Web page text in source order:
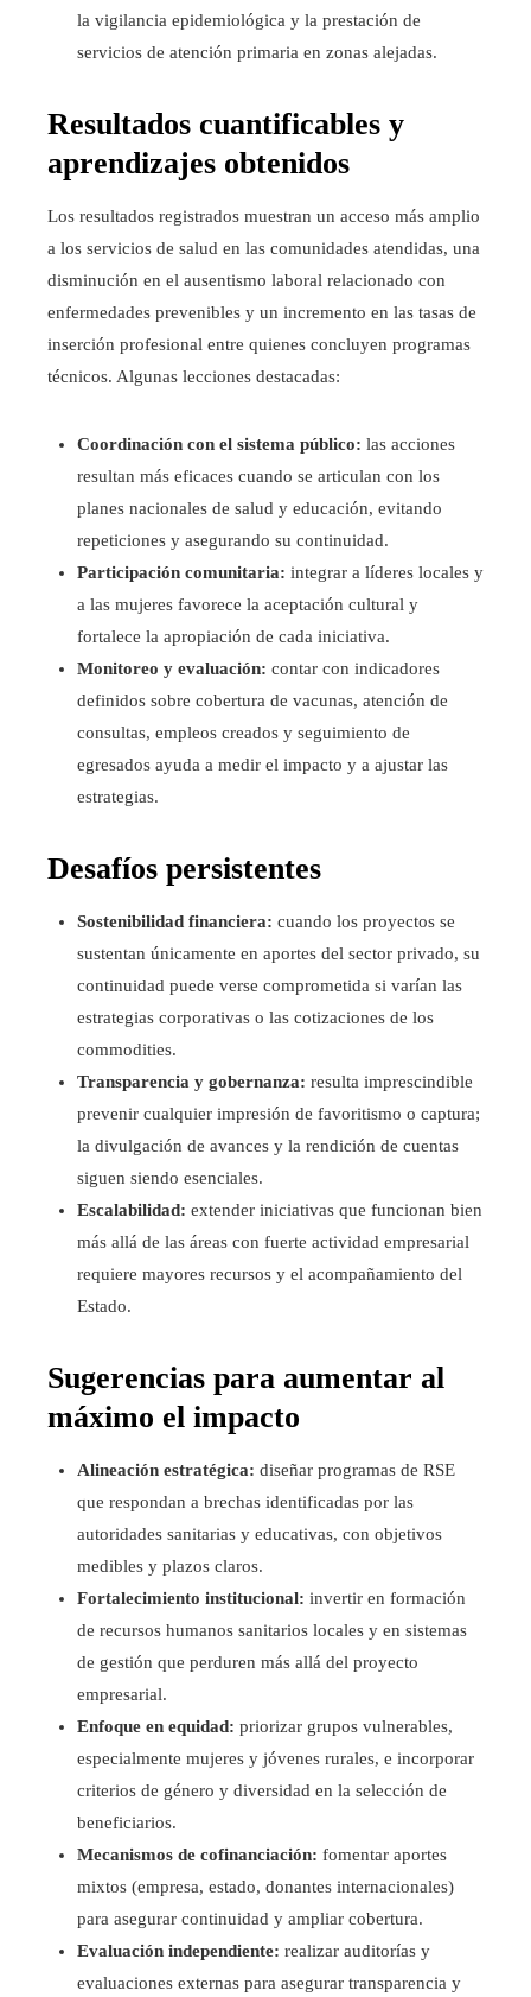
la vigilancia epidemiológica y la prestación de
servicios de atención primaria en zonas alejadas.
Resultados cuantificables y
aprendizajes obtenidos
Los resultados registrados muestran un acceso más amplio
a los servicios de salud en las comunidades atendidas, una
disminución en el ausentismo laboral relacionado con
enfermedades prevenibles y un incremento en las tasas de
inserción profesional entre quienes concluyen programas
técnicos. Algunas lecciones destacadas:
Coordinación con el sistema público: las acciones
resultan más eficaces cuando se articulan con los
planes nacionales de salud y educación, evitando
repeticiones y asegurando su continuidad.
Participación comunitaria: integrar a líderes locales y
a las mujeres favorece la aceptación cultural y
fortalece la apropiación de cada iniciativa.
Monitoreo y evaluación: contar con indicadores
definidos sobre cobertura de vacunas, atención de
consultas, empleos creados y seguimiento de
egresados ayuda a medir el impacto y a ajustar las
estrategias.
Desafíos persistentes
Sostenibilidad financiera: cuando los proyectos se
sustentan únicamente en aportes del sector privado, su
continuidad puede verse comprometida si varían las
estrategias corporativas o las cotizaciones de los
commodities.
Transparencia y gobernanza: resulta imprescindible
prevenir cualquier impresión de favoritismo o captura;
la divulgación de avances y la rendición de cuentas
siguen siendo esenciales.
Escalabilidad: extender iniciativas que funcionan bien
más allá de las áreas con fuerte actividad empresarial
requiere mayores recursos y el acompañamiento del
Estado.
Sugerencias para aumentar al
máximo el impacto
Alineación estratégica: diseñar programas de RSE
que respondan a brechas identificadas por las
autoridades sanitarias y educativas, con objetivos
medibles y plazos claros.
Fortalecimiento institucional: invertir en formación
de recursos humanos sanitarios locales y en sistemas
de gestión que perduren más allá del proyecto
empresarial.
Enfoque en equidad: priorizar grupos vulnerables,
especialmente mujeres y jóvenes rurales, e incorporar
criterios de género y diversidad en la selección de
beneficiarios.
Mecanismos de cofinanciación: fomentar aportes
mixtos (empresa, estado, donantes internacionales)
para asegurar continuidad y ampliar cobertura.
Evaluación independiente: realizar auditorías y
evaluaciones externas para asegurar transparencia y